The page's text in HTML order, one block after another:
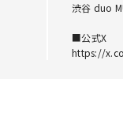
渋谷 duo
■公式X
https://